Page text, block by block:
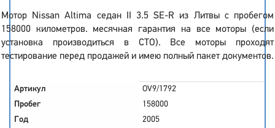
Мотор Nissan Altima седан II 3.5 SE-R из Литвы с пробегом
158000 километров. месячная гарантия на все моторы (если
установка производиться в СТО). Все моторы проходят
тестирование перед продажей и имею полный пакет документов.
Артикул
OV9/1792
Пробег
158000
Год
2005